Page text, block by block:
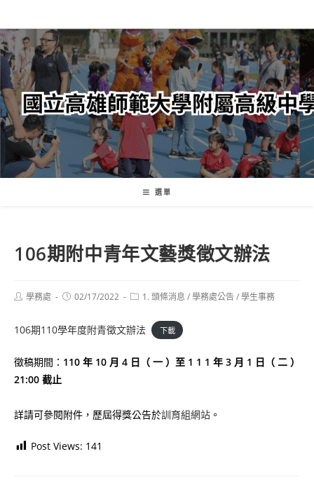
轉
至
主
內
容
選單
106期附中青年文藝獎徵文辦法
Post學務處
Post02/17/2022
Post1. 頭條消息 /學務處公告/學生事務
106期110學年度附青徵文辦法 下載
徵稿期間： 110 年 10 月 4 日（ 一 ）至 1 1 1 年 3 月 1 日（ 二 ）
21:00 截止
詳請可參閱附件，歷屆得獎公告於訓育組網站 。
Post Views: 141